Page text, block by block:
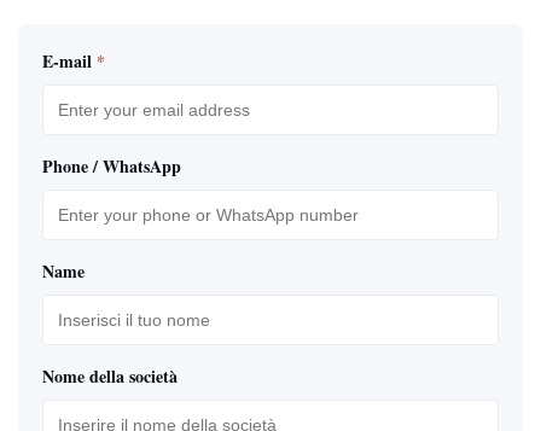
E-mail *
Phone / WhatsApp
Name
Nome della società